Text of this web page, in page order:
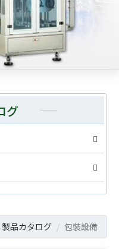
グ
製品カタログ 包裝設備